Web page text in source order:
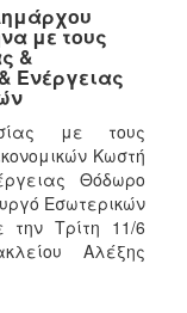
με τους
&
Ενέργειας
με τους
Κωστή
Θόδωρο
Εσωτερικών
την Τρίτη 11/6
Αλέξης